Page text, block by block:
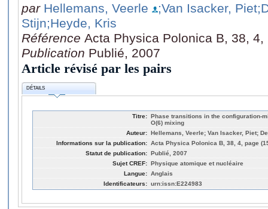
par Hellemans, Veerle ;Van Isacker, Piet
Stijn;Heyde, Kris
Référence Acta Physica Polonica B, 38,
Publication Publié, 2007
Article révisé par les pairs
DÉTAILS
Titre: Phase transitions in the configuration-
O(6) mixing
Auteur: Hellemans, Veerle; Van Isacker, Piet;
Informations sur la publication: Acta Physica Polonica B, 38, 4, page
Statut de publication: Publié, 2007
Sujet CREF: Physique atomique et nucléaire
Langue: Anglais
Identificateurs: urn:issn:E224983